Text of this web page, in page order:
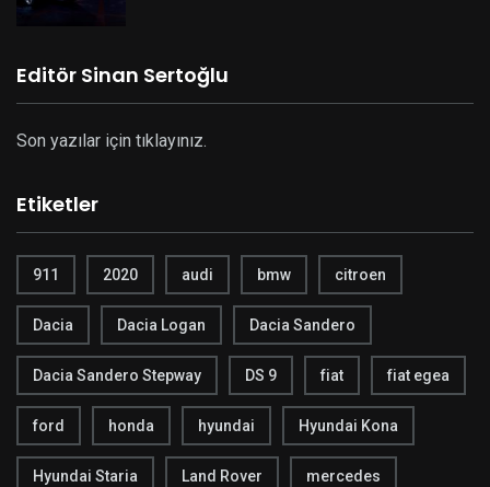
Editör Sinan Sertoğlu
Son yazılar için tıklayınız.
Etiketler
911 2020 audi bmw citroen
Dacia Dacia Logan Dacia Sandero
Dacia Sandero Stepway DS 9 fiat fiat egea
ford honda hyundai Hyundai Kona
Hyundai Staria Land Rover mercedes